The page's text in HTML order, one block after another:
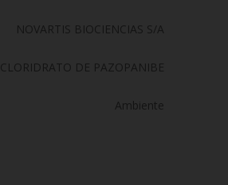
NOVARTIS BIOCIENCIAS S/A
CLORIDRATO DE PAZOPANIBE
Ambiente